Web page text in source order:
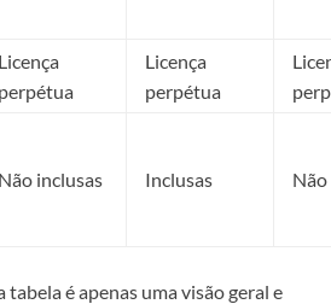
Licença
perpétua
Licença
perpétua
Não inclusas Inclusas
tabela é apenas uma visão geral e